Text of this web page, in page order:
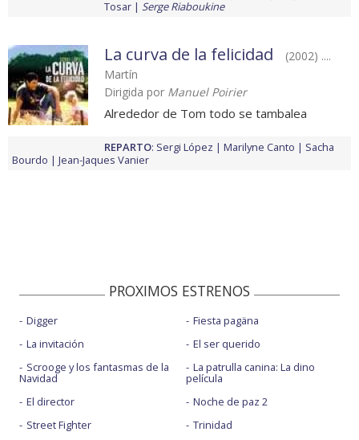
Tosar
Serge Riaboukine
La curva de la felicidad
(2002) ....
Martín
Dirigida por Manuel Poirier
Alrededor de Tom todo se tambalea
REPARTO: Sergi López Marilyne Canto
Sacha
Bourdo
Jean-Jaques Vanier
PROXIMOS ESTRENOS
Digger
La invitación
Scrooge y los fantasmas de la
Navidad
El director
Street Fighter
Fiesta pagäna
El ser querido
La patrulla canina: La dino
película
Noche de paz 2
Trinidad